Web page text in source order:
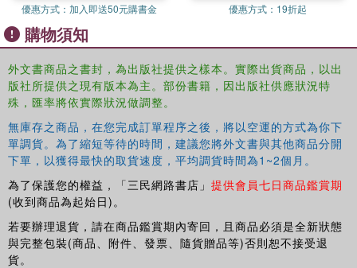
優惠方式： 加入即送50元購書金 優惠方式： 19折起
購物須知
外文書商品之書封，為出版社提供之樣本。實際出貨商品，以出
版社所提供之現有版本為主。部份書籍，因出版社供應狀況特
殊，匯率將依實際狀況做調整。
無庫存之商品，在您完成訂單程序之後，將以空運的方式為你下
單調貨。為了縮短等待的時間，建議您將外文書與其他商品分開
下單，以獲得最快的取貨速度，平均調貨時間為1~2個月。
為了保護您的權益，「三民網路書店」 提供會員七日商品鑑賞期
(收到商品為起始日)。
若要辦理退貨，請在商品鑑賞期內寄回，且商品必須是全新狀態
與完整包裝(商品、附件、發票、隨貨贈品等)否則恕不接受退
貨。